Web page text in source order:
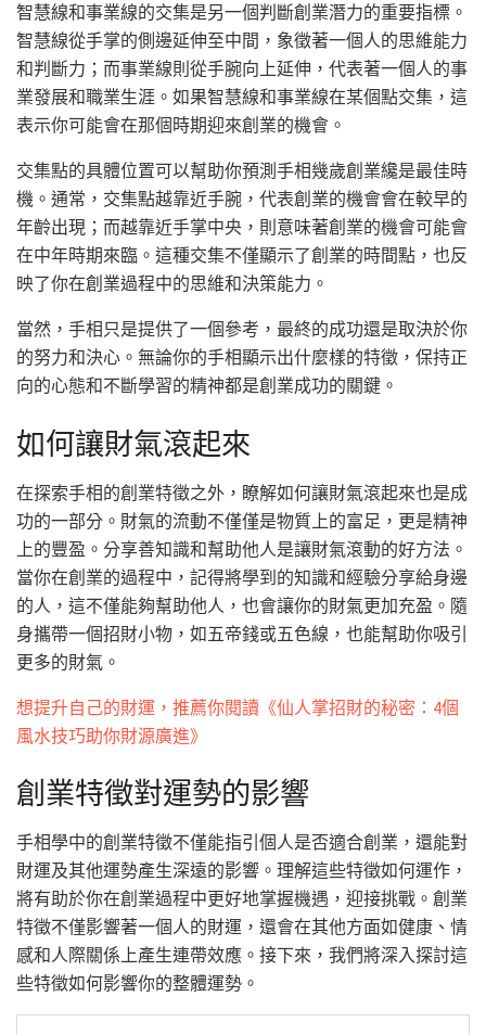
智慧線和事業線的交集是另一個判斷創業潛力的重要指標。
智慧線從手掌的側邊延伸至中間，象徵著一個人的思維能力
和判斷力；而事業線則從手腕向上延伸，代表著一個人的事
業發展和職業生涯。如果智慧線和事業線在某個點交集，這
表示你可能會在那個時期迎來創業的機會。
交集點的具體位置可以幫助你預測手相幾歲創業纔是最佳時
機。通常，交集點越靠近手腕，代表創業的機會會在較早的
年齡出現；而越靠近手掌中央，則意味著創業的機會可能會
在中年時期來臨。這種交集不僅顯示了創業的時間點，也反
映了你在創業過程中的思維和決策能力。
當然，手相只是提供了一個參考，最終的成功還是取決於你
的努力和決心。無論你的手相顯示出什麼樣的特徵，保持正
向的心態和不斷學習的精神都是創業成功的關鍵。
如何讓財氣滾起來
在探索手相的創業特徵之外，瞭解如何讓財氣滾起來也是成
功的一部分。財氣的流動不僅僅是物質上的富足，更是精神
上的豐盈。分享善知識和幫助他人是讓財氣滾動的好方法。
當你在創業的過程中，記得將學到的知識和經驗分享給身邊
的人，這不僅能夠幫助他人，也會讓你的財氣更加充盈。隨
身攜帶一個招財小物，如五帝錢或五色線，也能幫助你吸引
更多的財氣。
想提升自己的財運，推薦你閱讀《仙人掌招財的秘密：4個
風水技巧助你財源廣進》
創業特徵對運勢的影響
手相學中的創業特徵不僅能指引個人是否適合創業，還能對
財運及其他運勢產生深遠的影響。理解這些特徵如何運作，
將有助於你在創業過程中更好地掌握機遇，迎接挑戰。創業
特徵不僅影響著一個人的財運，還會在其他方面如健康、情
感和人際關係上產生連帶效應。接下來，我們將深入探討這
些特徵如何影響你的整體運勢。